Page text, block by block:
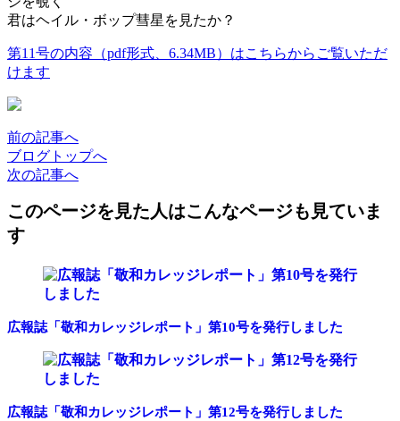
君はヘイル・ボップ彗星を見たか？
第11号の内容（pdf形式、6.34MB）はこちらからご覧いただ
けます
前の記事へ
ブログ トップへ
次の記事へ
このページを見た人はこんなページも見ていま
す
広報誌「敬和カレッジレポート」第10号を発行しました
広報誌「敬和カレッジレポート」第12号を発行しました